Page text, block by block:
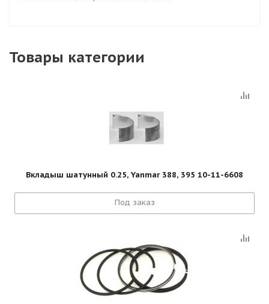
Товары категории
Вкладыш шатунный 0.25, Yanmar 388, 395 10-11-6608
Под заказ